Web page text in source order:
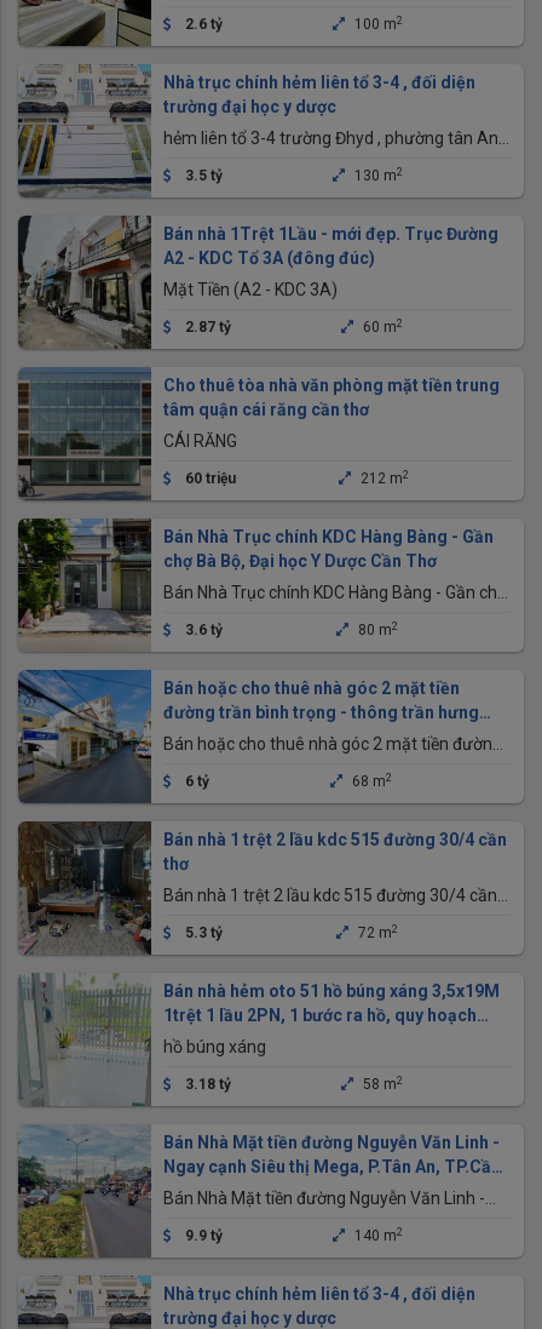
2.6 tỷ 100 m2
Nhà trục chính hẻm liên tổ 3-4 , đối diện
trường đại học y dược
hẻm liên tổ 3-4 trường Đhyd , phường tân An ,
3.5 tỷ 130 m2
Bán nhà 1Trệt 1Lầu - mới đẹp. Trục Đường
A2 - KDC Tổ 3A (đông đúc)
Mặt Tiền (A2 - KDC 3A)
2.87 tỷ 60 m2
Cho thuê tòa nhà văn phòng mặt tiền trung
tâm quận cái răng cần thơ
CÁI RĂNG
60 triệu 212 m2
Bán Nhà Trục chính KDC Hàng Bàng - Gần
chợ Bà Bộ, Đại học Y Dược Cần Thơ
Bán Nhà Trục chính KDC Hàng Bàng - Gần chợ
3.6 tỷ 80 m2
Bán hoặc cho thuê nhà góc 2 mặt tiền
đường trần bình trọng - thông trần hưng
đạo và lý tự trọng
Bán hoặc cho thuê nhà góc 2 mặt tiền đường
trọng
6 tỷ 68 m2
Bán nhà 1 trệt 2 lầu kdc 515 đường 30/4 cần
thơ
Bán nhà 1 trệt 2 lầu kdc 515 đường 30/4 cần
5.3 tỷ 72 m2
Bán nhà hẻm oto 51 hồ búng xáng 3,5x19M
1trệt 1 lầu 2PN, 1 bước ra hồ, quy hoạch
đường nhựa
hồ búng xáng
3.18 tỷ 58 m2
Bán Nhà Mặt tiền đường Nguyễn Văn Linh -
Ngay cạnh Siêu thị Mega, P.Tân An, TP.Cần
Thơ
Bán Nhà Mặt tiền đường Nguyễn Văn Linh -
Thơ
9.9 tỷ 140 m2
Nhà trục chính hẻm liên tổ 3-4 , đối diện
trường đại học y dược